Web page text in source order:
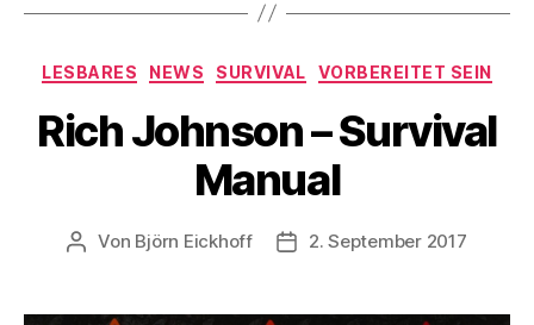
Kategorien
LESBARES NEWS SURVIVAL VORBEREITET SEIN
Rich Johnson – Survival
Manual
Beitragsautor
Von Björn Eickhoff Veröffentlichungsdatum
2. September 2017